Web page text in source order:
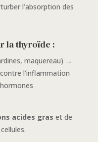
l’absorption des
la thyroïde :
maquereau) →
l’inflammation
acides gras et de